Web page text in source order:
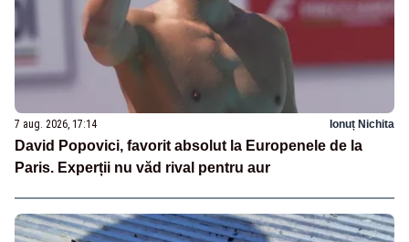
7 aug. 2026, 17:14 Ionuț Nichita
David Popovici, favorit absolut la Europenele de la
Paris. Experții nu văd rival pentru aur